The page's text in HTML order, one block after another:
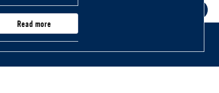
Read more